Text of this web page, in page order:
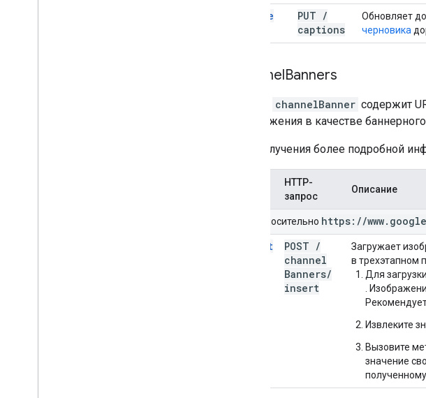
update PUT /
captions
Обновляет
черновика
ChannelBanners
channelBanner содержит
изображения в качестве
Для получения более подробной
HTTP-
запрос
Описание
URI относительно https: //www.
insert
POST /
channel
Banners/
insert
Загружает
в трехэтапном
Для
.
Извлеките
Вызовите
значение